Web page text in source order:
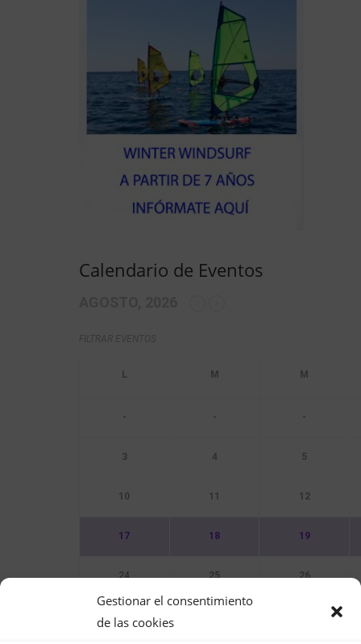
Gestionar el consentimiento
de las cookies
Calendario de Eventos
- - -
3 4 5
10 11 12
17 18 19
24 25 26